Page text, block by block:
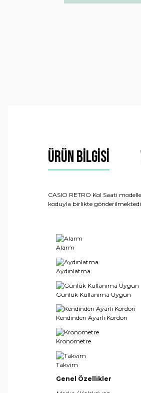
Ürün Bilgisi
CASIO RETRO Kol Saati
koduyla birlikte
Alarm
Aydınlatma
Günlük Kullanıma Uygun
Kendinden Ayarlı Kordon
Kronometre
Takvim
Genel Özellikler